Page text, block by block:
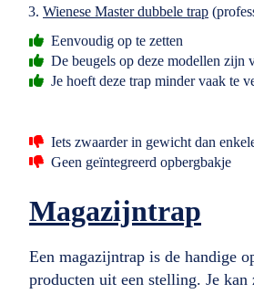
Wienese Master dubbele trap
Eenvoudig op te zetten
De beugels op deze modellen zijn
Je hoeft deze trap minder vaak te
Iets zwaarder in gewicht dan
Geen geïntegreerd opbergbakje
Magazijntrap
Een magazijntrap is de handige
producten uit een stelling. Je